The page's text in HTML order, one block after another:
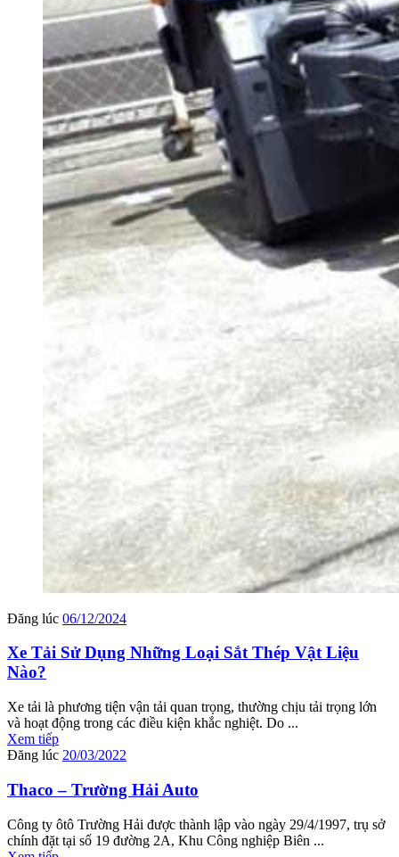
Đăng lúc 06/12/2024
Xe Tải Sử Dụng Những Loại Sắt Thép Vật Liệu
Nào?
Xe tải là phương tiện vận tải quan trọng, thường chịu tải trọng lớn
và hoạt động trong các điều kiện khắc nghiệt. Do ...
Xem tiếp
Đăng lúc 20/03/2022
Thaco – Trường Hải Auto
Công ty ôtô Trường Hải được thành lập vào ngày 29/4/1997, trụ sở
chính đặt tại số 19 đường 2A, Khu Công nghiệp Biên ...